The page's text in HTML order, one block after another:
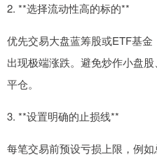
2. **选择流动性高的标的**
优先交易大盘蓝筹股或ETF基
出现极端涨跌。避免炒作小盘
平仓。
3. **设置明确的止损线**
每笔交易前预设亏损上限，例